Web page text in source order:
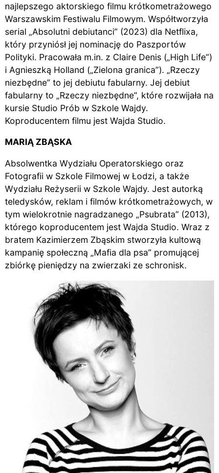
najlepszego aktorskiego filmu krótkometrażowego
Warszawskim Festiwalu Filmowym. Współtworzyła
serial „Absolutni debiutanci” (2023) dla Netflixa,
który przyniósł jej nominację do Paszportów
Polityki. Pracowała m.in. z Claire Denis („High Life”)
i Agnieszką Holland („Zielona granica”). „Rzeczy
niezbędne” to jej debiutu fabularny. Jej debiut
fabularny to „Rzeczy niezbędne”, które rozwijała na
kursie Studio Prób w Szkole Wajdy.
Koproducentem filmu jest Wajda Studio.
MARIĄ ZBĄSKA
Absolwentka Wydziału Operatorskiego oraz
Fotografii w Szkole Filmowej w Łodzi, a także
Wydziału Reżyserii w Szkole Wajdy. Jest autorką
teledysków, reklam i filmów krótkometrażowych, w
tym wielokrotnie nagradzanego „Psubrata” (2013),
którego koproducentem jest Wajda Studio. Wraz z
bratem Kazimierzem Zbąskim stworzyła kultową
kampanię społeczną „Mafia dla psa” promującej
zbiórkę pieniędzy na zwierzaki ze schronisk.